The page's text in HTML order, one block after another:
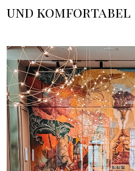
und komfortabel